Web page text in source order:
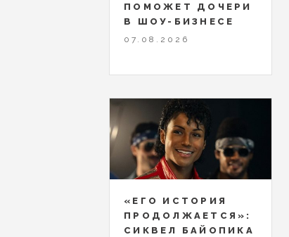
ПОМОЖЕТ ДОЧЕРИ
В ШОУ-БИЗНЕСЕ
07.08.2026
«ЕГО ИСТОРИЯ
ПРОДОЛЖАЕТСЯ»:
СИКВЕЛ БАЙОПИКА